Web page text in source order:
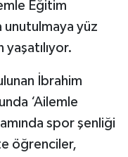
Eğitim
unutulmaya yüz
İbrahim
‘Ailemle
spor şenliği
öğrenciler,